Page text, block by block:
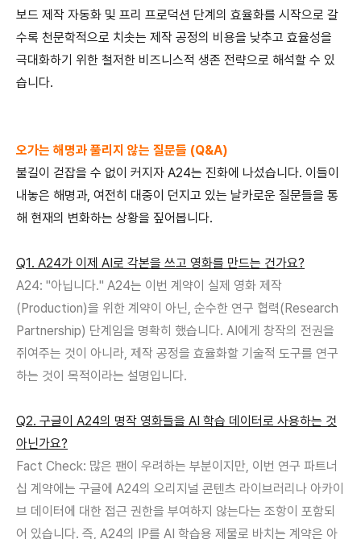
보드 제작 자동화 및 프리 프로덕션 단계의 효율화를 시작으로 갈
수록 천문학적으로 치솟는 제작 공정의 비용을 낮추고 효율성을
극대화하기 위한 철저한 비즈니스적 생존 전략으로 해석할 수 있
습니다.
오가는 해명과 풀리지 않는 질문들 (Q&A)
불길이 걷잡을 수 없이 커지자 A24는 진화에 나섰습니다. 이들이
내놓은 해명과, 여전히 대중이 던지고 있는 날카로운 질문들을 통
해 현재의 변화하는 상황을 짚어봅니다.
Q1. A24가 이제 AI로 각본을 쓰고 영화를 만드는 건가요?
A24: "아닙니다." A24는 이번 계약이 실제 영화 제작
(Production)을 위한 계약이 아닌, 순수한 연구 협력(Research
Partnership) 단계임을 명확히 했습니다. AI에게 창작의 전권을
쥐여주는 것이 아니라, 제작 공정을 효율화할 기술적 도구를 연구
하는 것이 목적이라는 설명입니다.
Q2. 구글이 A24의 명작 영화들을 AI 학습 데이터로 사용하는 것
아닌가요?
Fact Check: 많은 팬이 우려하는 부분이지만, 이번 연구 파트너
십 계약에는 구글에 A24의 오리지널 콘텐츠 라이브러리나 아카이
브 데이터에 대한 접근 권한을 부여하지 않는다는 조항이 포함되
어 있습니다. 즉, A24의 IP를 AI 학습용 제물로 바치는 계약은 아